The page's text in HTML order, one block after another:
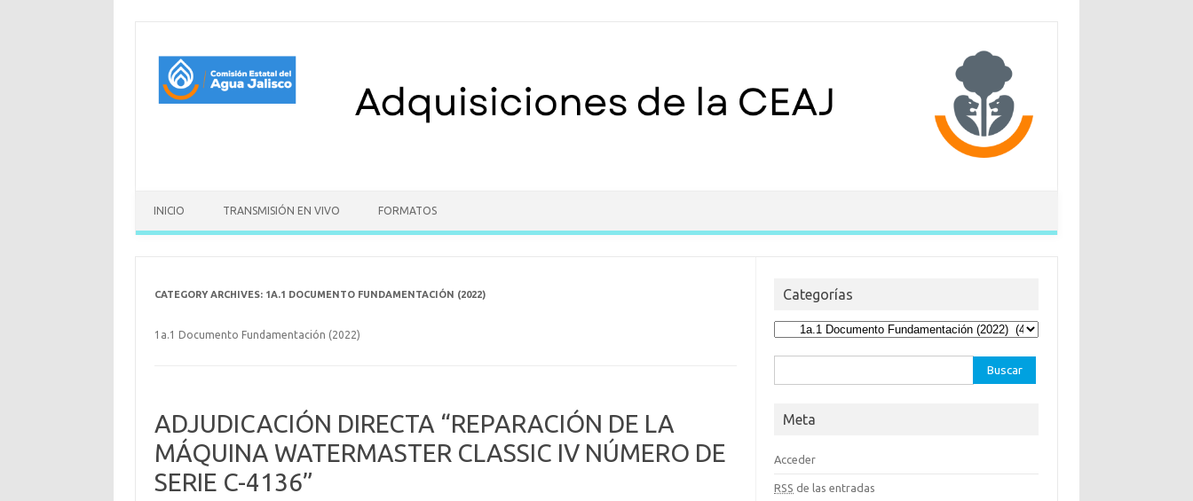
INICIO TRANSMISIÓN EN VIVO FORMATOS
CATEGORY ARCHIVES: 1A.1 DOCUMENTO FUNDAMENTACIÓN (2022)
1a.1 Documento Fundamentación (2022)
ADJUDICACIÓN DIRECTA “REPARACIÓN DE LA
MÁQUINA WATERMASTER CLASSIC IV NÚMERO DE
SERIE C-4136”
Categorías
Categorías
Meta
Acceder
RSS de las entradas